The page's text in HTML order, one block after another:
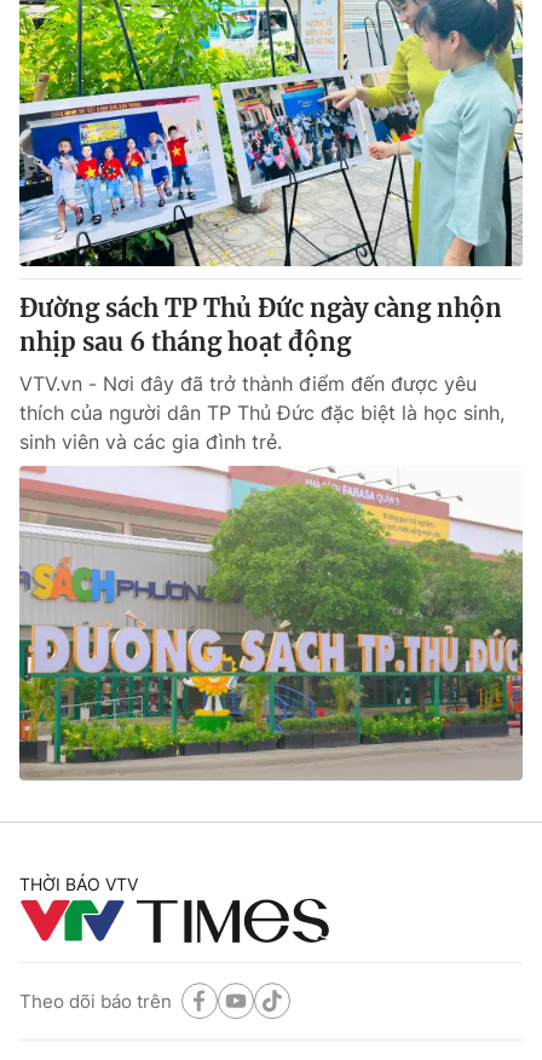
Giải sao mai
Sao
Làm đẹp
Chất lượng cuộc sống
Giáo dục
Tuyển sinh
Học trực tuyến
Công nghệ
Hitech Công nghệ tương lai
Sản phẩm
Thị trường
Tư vấn
Giao lưu trực tuyến
Lịch phát sóng
Chuyên mục khác
Emagazine Podcast
Photo Infographic
Video Shorts video
VTV Money VTV Thể thao
VTV Sức khoẻ Bất động sản
Thị trường 24h Tấm lòng Việt
VTV4 Vươn mình bằng AI
Liên hệ tòa soạn English
Đường sách TP Thủ Đức ngày càng nhộn
nhịp sau 6 tháng hoạt động
VTV.vn - Nơi đây đã trở thành điểm đến được yêu
thích của người dân TP Thủ Đức đặc biệt là học sinh,
sinh viên và các gia đình trẻ.
THỜI BÁO VTV
Theo dõi báo trên